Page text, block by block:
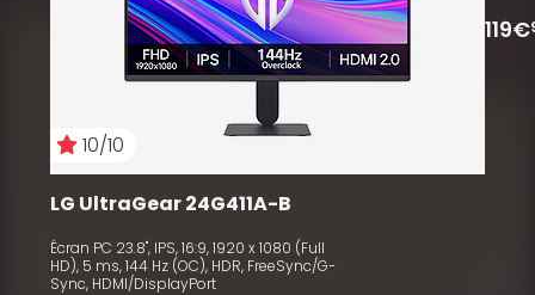
10/10
LG UltraGear 24G411A-B
Écran PC 23.8", IPS, 16:9, 1920 x 1080 (Full
HD), 5 ms, 144 Hz (OC), HDR, FreeSync/G-
Sync, HDMI/DisplayPort
119€